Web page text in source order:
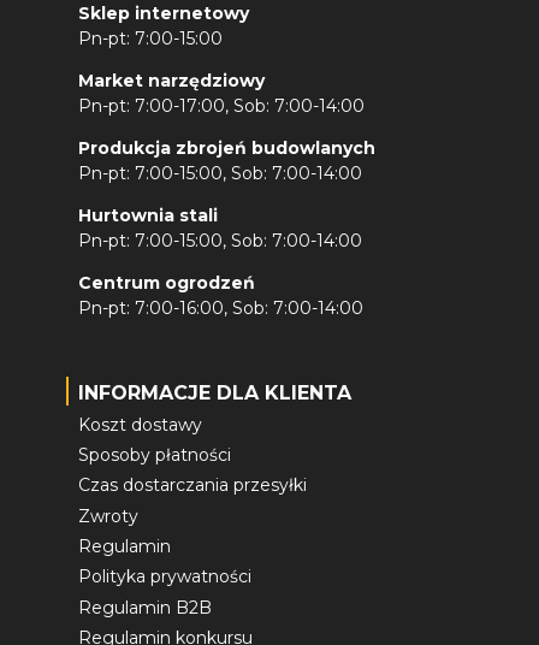
Sklep internetowy
Pn-pt: 7:00-15:00
Market narzędziowy
Pn-pt: 7:00-17:00, Sob: 7:00-14:00
Produkcja zbrojeń budowlanych
Pn-pt: 7:00-15:00, Sob: 7:00-14:00
Hurtownia stali
Pn-pt: 7:00-15:00, Sob: 7:00-14:00
Centrum ogrodzeń
Pn-pt: 7:00-16:00, Sob: 7:00-14:00
INFORMACJE DLA KLIENTA
Koszt dostawy
Sposoby płatności
Czas dostarczania przesyłki
Zwroty
Regulamin
Polityka prywatności
Regulamin B2B
Regulamin konkursu